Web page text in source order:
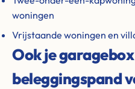
woningen
Vrijstaande woningen en
Ook je
beleggingspand